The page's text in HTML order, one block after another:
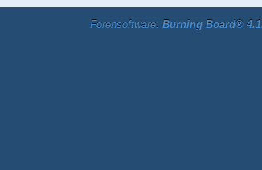
Forensoftware: Burning Board®